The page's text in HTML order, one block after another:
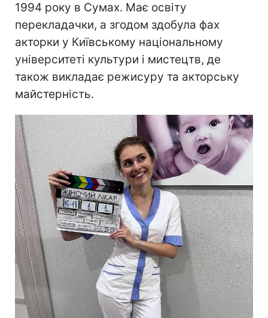
1994 року в Сумах. Має освіту
перекладачки, а згодом здобула фах
акторки у Київському національному
університеті культури і мистецтв, де
також викладає режисуру та акторську
майстерність.